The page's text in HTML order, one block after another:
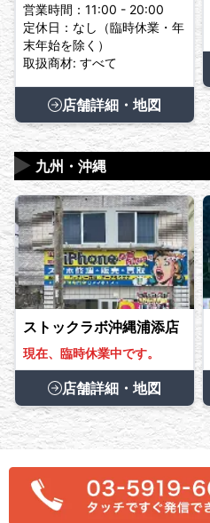
営業時間：11:00 - 20:00
定休日：なし（臨時休業・年
末年始を除く）
取扱商材: すべて
店舗詳細・地図
九州・沖縄
▶
ストックラボ沖縄浦添店
現在、臨時休業中です。
店舗詳細・地図